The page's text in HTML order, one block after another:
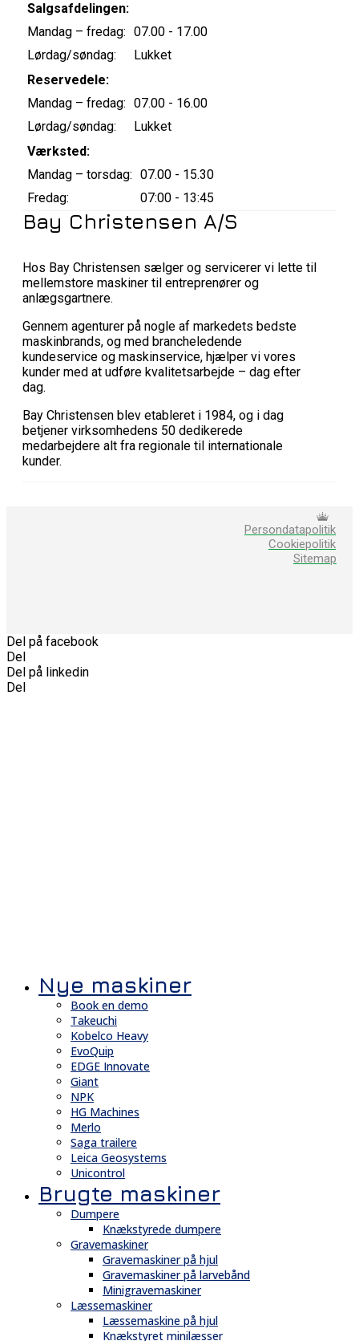
Salgsafdelingen:
Mandag – fredag: 07.00 - 17.00
Lørdag/søndag:
Lukket
Reservedele:
Mandag – fredag: 07.00 - 16.00
Lørdag/søndag:
Lukket
Værksted:
Mandag – torsdag: 07.00 - 15.30
Fredag:
07:00 - 13:45
Bay Christensen A/S
Hos Bay Christensen sælger og servicerer vi lette til
mellemstore maskiner til entreprenører og
anlægsgartnere.
Gennem agenturer på nogle af markedets bedste
maskinbrands, og med brancheledende
kundeservice og maskinservice, hjælper vi vores
kunder med at udføre kvalitetsarbejde – dag efter
dag.
Bay Christensen blev etableret i 1984, og i dag
betjener virksomhedens 50 dedikerede
medarbejdere alt fra regionale til internationale
kunder.
Persondatapolitik
Cookiepolitik
Sitemap
Del på facebook
Del
Del på linkedin
Del
Nye maskiner
Book en demo
Takeuchi
Kobelco Heavy
EvoQuip
EDGE Innovate
Giant
NPK
HG Machines
Merlo
Saga trailere
Leica Geosystems
Unicontrol
Brugte maskiner
Dumpere
Knækstyrede dumpere
Gravemaskiner
Gravemaskiner på hjul
Gravemaskiner på larvebånd
Minigravemaskiner
Læssemaskiner
Læssemaskine på hjul
Knækstyret minilæsser